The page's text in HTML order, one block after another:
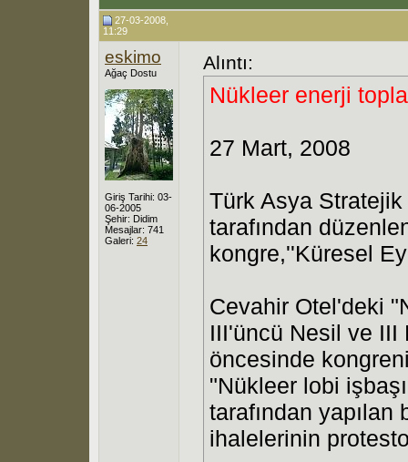
27-03-2008,
11:29
eskimo
Ağaç Dostu
Giriş Tarihi: 03-
06-2005
Şehir: Didim
Mesajlar: 741
Galeri: 24
Alıntı:
Nükleer enerji
27 Mart, 2008
Türk Asya Stratejik
tarafından
kongre,''Küresel
Cevahir Otel'deki
III'üncü Nesil ve III
öncesinde
"Nükleer lobi
tarafından yapılan
ihalelerinin